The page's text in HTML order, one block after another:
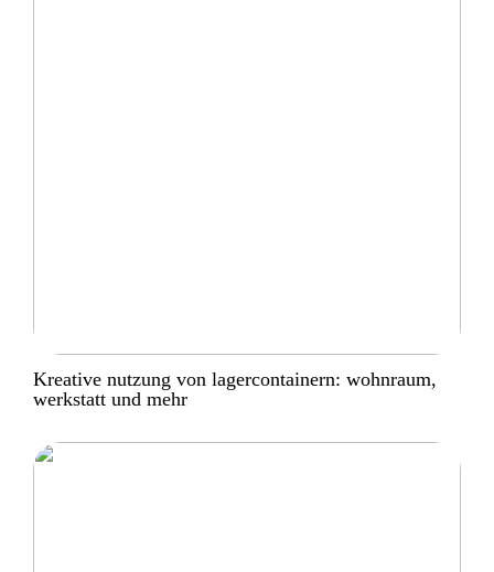
Kreative nutzung von lagercontainern: wohnraum,
werkstatt und mehr